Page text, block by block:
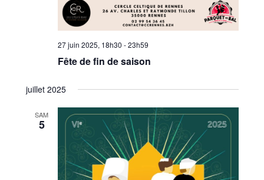
27 juin 2025, 18h30 -23h59
Fête de fin de saison
juillet 2025
SAM
5